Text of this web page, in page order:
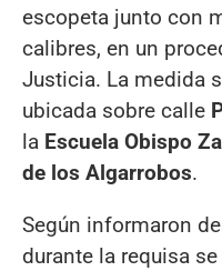
escopeta junto con
calibres, en un
Justicia. La medida
ubicada sobre calle
la Escuela Obispo
de los Algarrobos.
Según informaron
durante la requisa